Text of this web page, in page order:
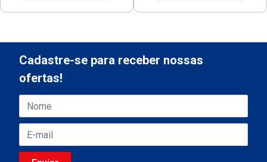
Cadastre-se para receber nossas
ofertas!